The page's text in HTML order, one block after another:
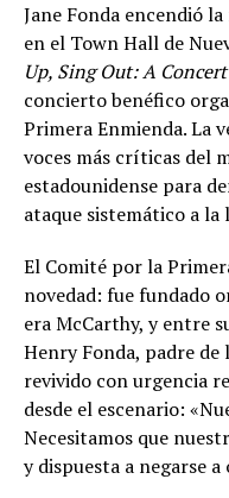
Jane Fonda encendió
en el Town Hall de
Up, Sing Out: A
concierto benéfico
Primera Enmienda. La
voces más críticas del
estadounidense para
ataque sistemático a
El Comité por la
novedad: fue fundado
era McCarthy, y entre
Henry Fonda, padre de
revivido con urgencia
desde el escenario:
Necesitamos que
y dispuesta a negarse